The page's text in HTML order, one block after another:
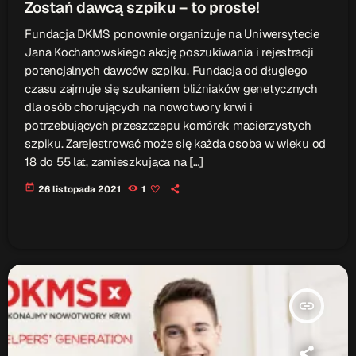
Patronat Medialny
Ramówka
O nas keyboard_arrow_down
EKIPA
Rekrutacja Fraszka
Podcasty
Przydatne linki
Biuro Karier
Punkt Interwencji Kryzysowej
Zostań dawcą szpiku – to proste!
Fundacja DKMS ponownie organizuje na Uniwersytecie
Jana Kochanowskiego akcję poszukiwania i rejestracji
potencjalnych dawców szpiku. Fundacja od długiego
czasu zajmuje się szukaniem bliźniaków genetycznych
dla osób chorujących na nowotwory krwi i
potrzebujących przeszczepu komórek macierzystych
szpiku. Zarejestrować może się każda osoba w wieku od
18 do 55 lat, zamieszkująca na […]
today 26 listopada 2021 1
insert_link